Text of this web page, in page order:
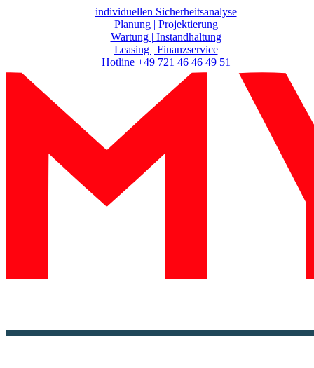
individuellen Sicherheitsanalyse
Planung | Projektierung
Wartung | Instandhaltung
Leasing | Finanzservice
Hotline +49 721 46 46 49 51